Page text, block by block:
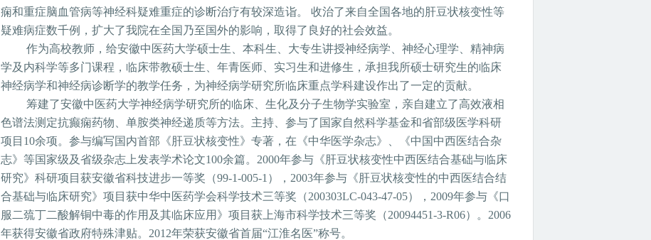
痫和重症脑血管病等神经科疑难重症的诊断治疗有较深造诣。
收治了来自全国各地的肝豆状核变性等
疑难病症数千例，扩大了我院在全国乃至国外的影响，取得了良好的社会效益。
作为高校教师，给安徽中医药大学硕士生、本科生、大专生讲授神经病学、神经心理学、精神病
学及内科学等多门课程，临床带教硕士生、年青医师、实习生和进修生，承担我所硕士研究生的临床
神经病学和神经病诊断学的教学任务，为神经病学研究所临床重点学科建设作出了一定的贡献。
筹建了安徽中医药大学神经病学研究所的临床、生化及分子生物学实验室，亲自建立了高效液相
色谱法测定抗癫痫药物、单胺类神经递质等方法。主持、参与了国家自然科学基金和省部级医学科研
项目 10余项。参与编写国内首部《肝豆状核变性》专著，在《中华医学杂志》、《中国中西医结合杂
志》等国家级及省级杂志上发表学术论文100余篇。 2000年参与《肝豆状核变性中西医结合基础与临床
研究》科研项目获安徽省科技进步一等奖（99-1-005-1 ）， 2003年参与《肝豆状核变性的中西医结合结
合基础与临床研究》项目获中华中医药学会科学技术三等奖（200303LC-043-47-05）， 2009年参与《口
服二巯丁二酸解铜中毒的作用及其临床应用》项目获上海市科学技术三等奖（20094451-3-R06）。 2006
年获得安徽省政府特殊津贴。 2012年荣获安徽省首届“江淮名医”称号。